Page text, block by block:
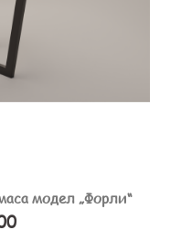
модел „Форли“